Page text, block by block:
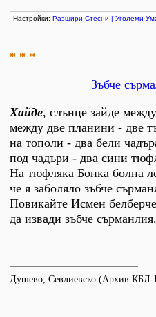
Настройки: Разшири Стесни | Уголеми
* * *
Зъбче
Хайде, слънце зайде
между две планини - две
на тополи - два бели
под чадъри - два сини
На тюфляка Бонка болна
че я заболяло зъбче
Повикайте Исмен
да извади зъбче сърманлия.
Душево, Севлиевско (Архив